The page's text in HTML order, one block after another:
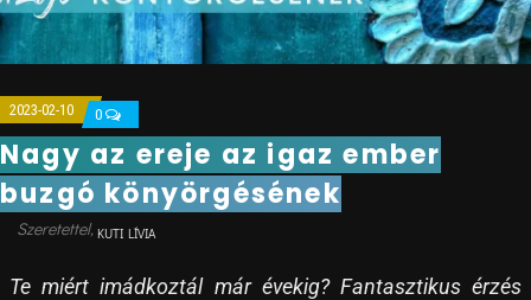
2023-02-10 0
Nagy az ereje az igaz ember
buzgó könyörgésének
KUTI LÍVIA
Te miért imádkoztál már évekig? Fantasztikus érzés